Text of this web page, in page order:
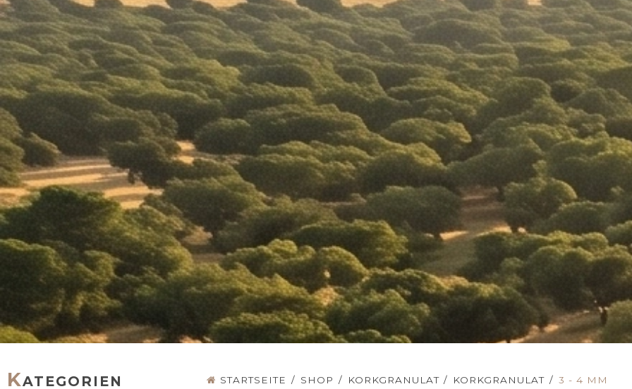
KATEGORIEN STARTSEITE / SHOP / KORKGRANULAT / KORKGRANULAT / 3 - 4 MM